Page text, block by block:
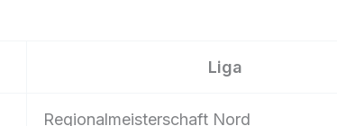
Liga
Regionalmeisterschaft Nord